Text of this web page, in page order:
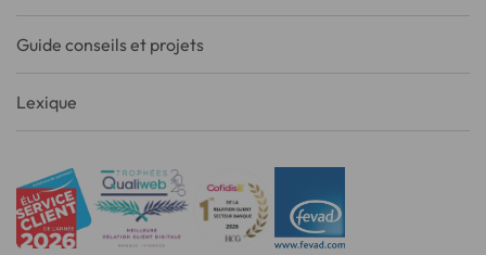
Guide conseils et projets
Lexique